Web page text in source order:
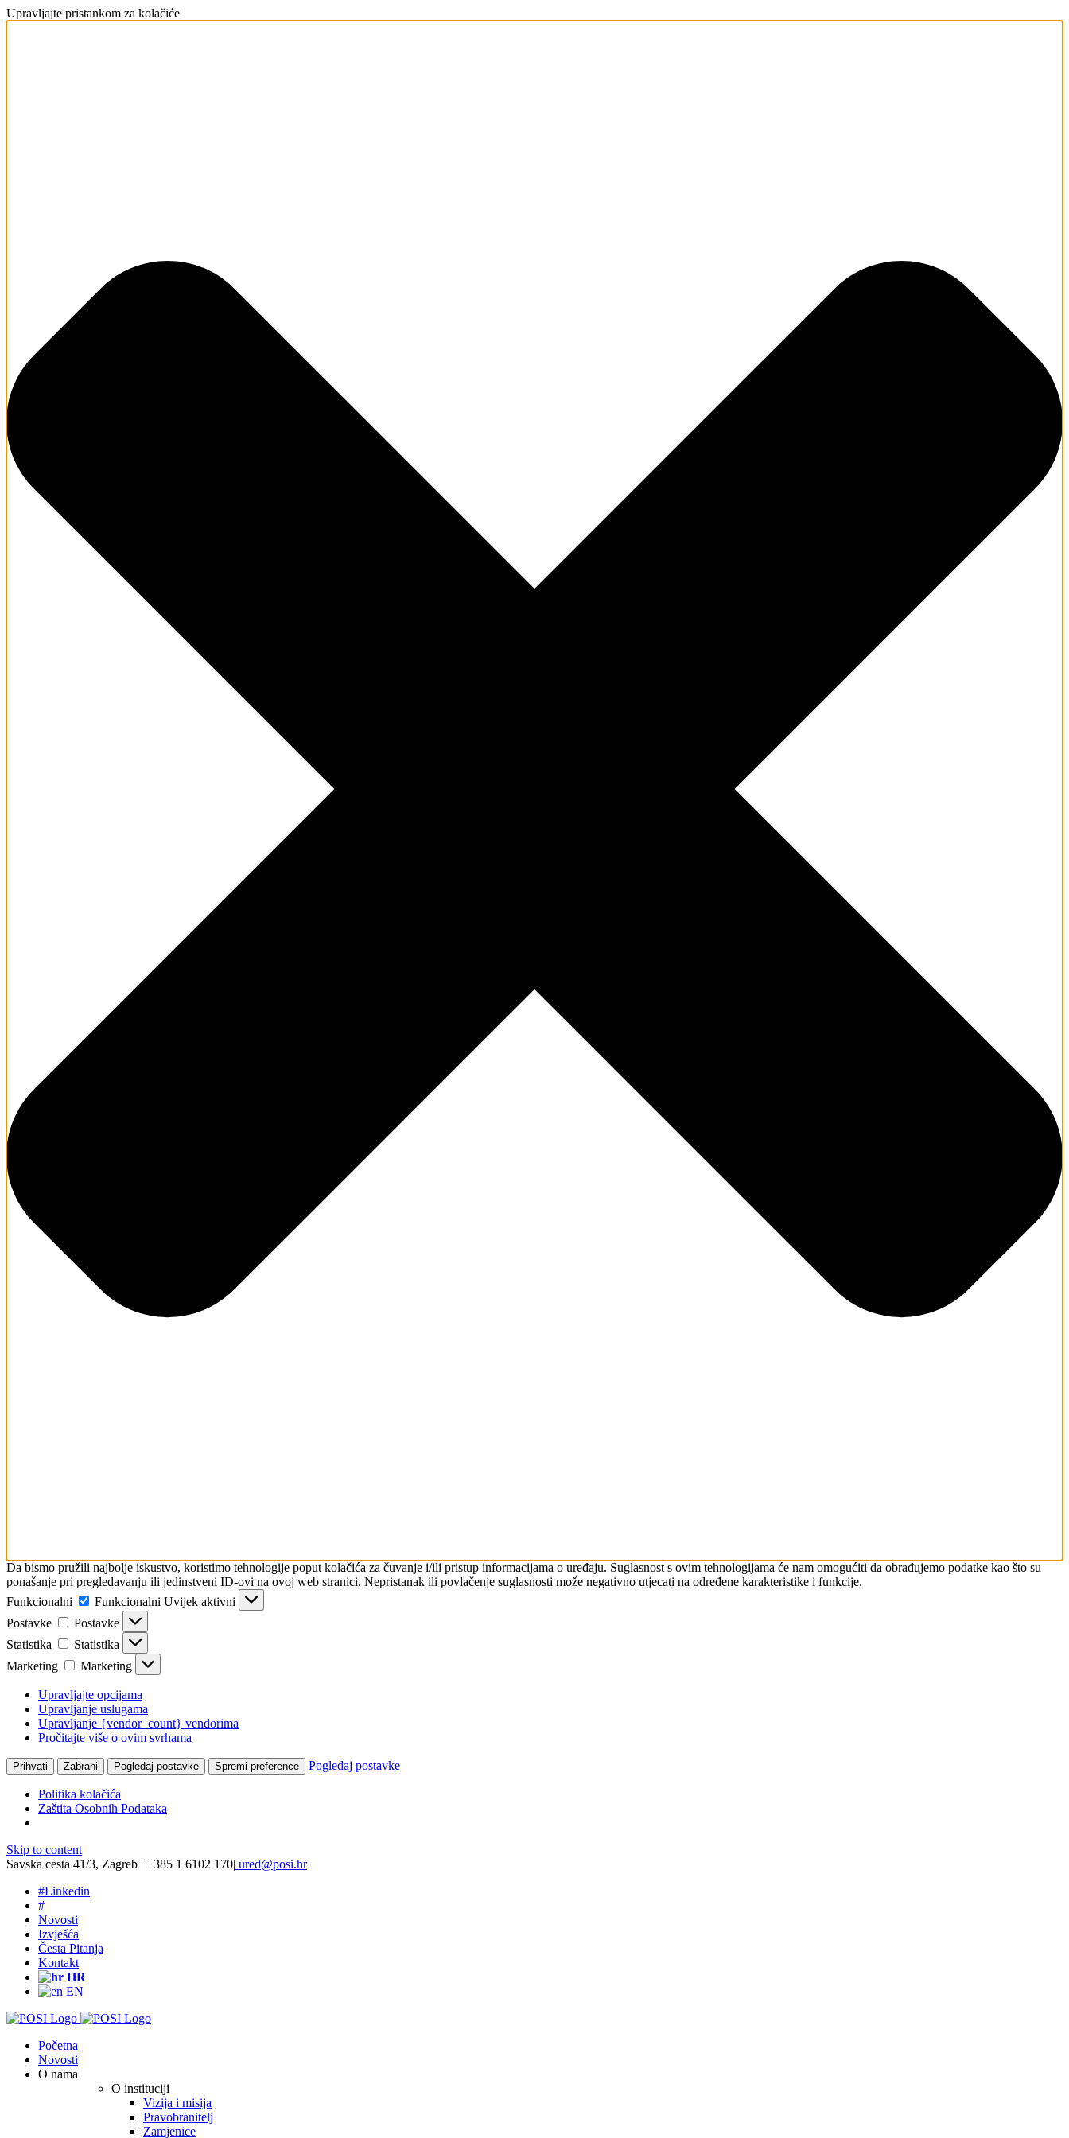
Upravljajte pristankom za kolačiće
Da bismo pružili najbolje iskustvo, koristimo tehnologije poput kolačića za čuvanje i/ili pristup informacijama o uređaju. Suglasnost s ovim tehnologijama će nam omogućiti da obrađujemo podatke kao što su
ponašanje pri pregledavanju ili jedinstveni ID-ovi na ovoj web stranici. Nepristanak ili povlačenje suglasnosti može negativno utjecati na određene karakteristike i funkcije.
Funkcionalni
Funkcionalni Uvijek aktivni
Postavke
Postavke
Statistika
Statistika
Marketing
Marketing
Upravljajte opcijama
Upravljanje uslugama
Upravljanje {vendor_count} vendorima
Pročitajte više o ovim svrhama
Prihvati Zabrani Pogledaj postavke Spremi preference Pogledaj postavke
Politika kolačića
Zaštita Osobnih Podataka
Skip to content
Savska cesta 41/3, Zagreb | +385 1 6102 170| ured@posi.hr
#Linkedin
#
Novosti
Izvješća
Česta Pitanja
Kontakt
HR
EN
Početna
Novosti
O nama
O instituciji
Vizija i misija
Pravobranitelj
Zamjenice